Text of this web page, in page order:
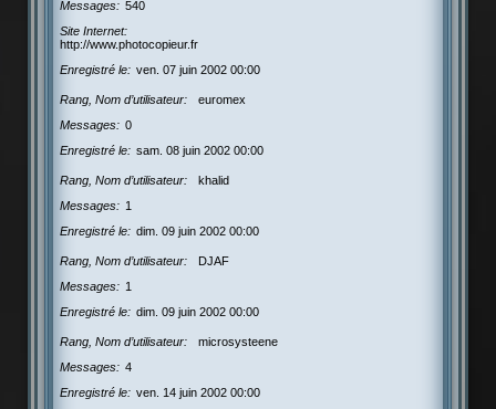
Messages
540
Site Internet
http://www.photocopieur.fr
Enregistré le
ven. 07 juin 2002 00:00
Rang, Nom d’utilisateur
euromex
Messages
0
Enregistré le
sam. 08 juin 2002 00:00
Rang, Nom d’utilisateur
khalid
Messages
1
Enregistré le
dim. 09 juin 2002 00:00
Rang, Nom d’utilisateur
DJAF
Messages
1
Enregistré le
dim. 09 juin 2002 00:00
Rang, Nom d’utilisateur
microsysteene
Messages
4
Enregistré le
ven. 14 juin 2002 00:00